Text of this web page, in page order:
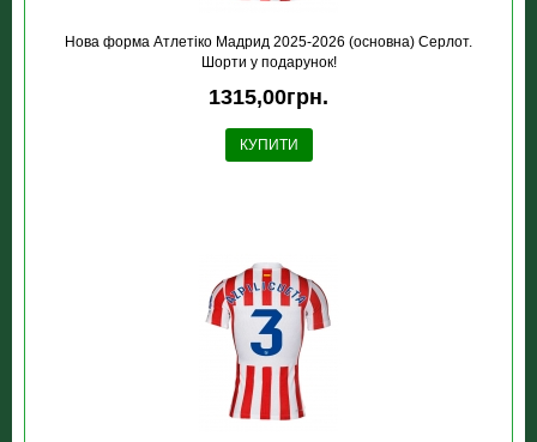
Нова форма Атлетіко Мадрид 2025-2026 (основна) Серлот.
Шорти у подарунок!
1315,00грн.
КУПИТИ